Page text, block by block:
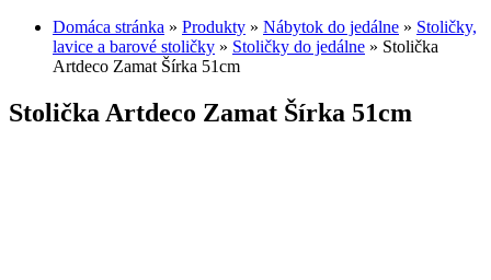
Domáca stránka » Produkty » Nábytok do jedálne » Stoličky,
lavice a barové stoličky » Stoličky do jedálne » Stolička
Artdeco Zamat Šírka 51cm
Stolička Artdeco Zamat Šírka 51cm